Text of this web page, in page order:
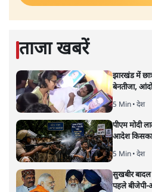
ताजा खबरें
झारखंड में
बेनतीजा,
5 Min• देश
पीएम मोदी
आदेश किसका
5 Min• देश
सुखबीर
पहले